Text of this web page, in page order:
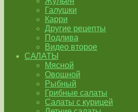
Галушки
Карри
Другие рецепты
Подлива
Видео второе
САЛАТЫ
Мясной
Овощной
Рыбный
Грибные салаты
Салаты с курицей